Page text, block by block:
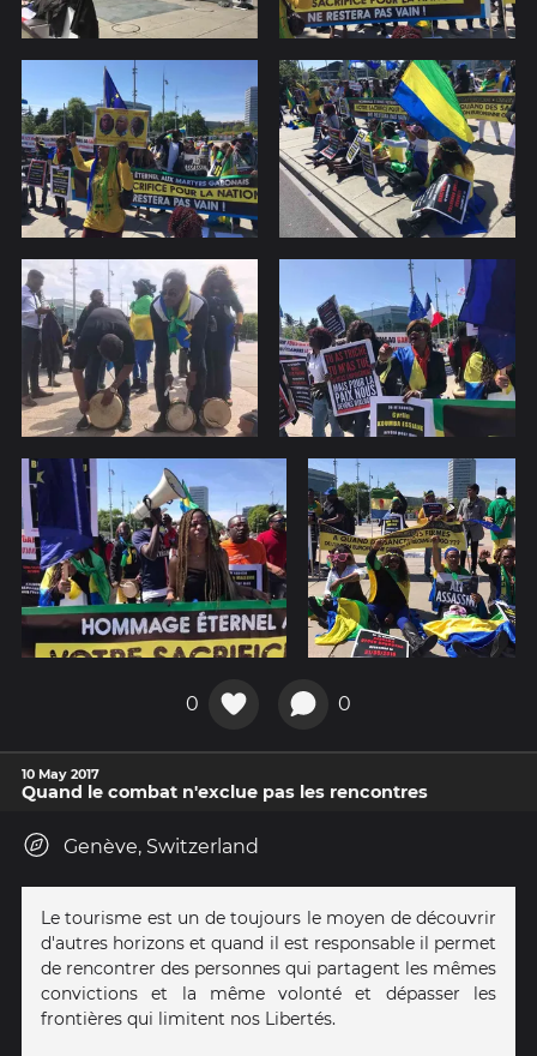
0 0
10 May 2017
Quand le combat n'exclue pas les rencontres
Genève, Switzerland
Le tourisme est un de toujours le moyen de découvrir
d'autres horizons et quand il est responsable il permet
de rencontrer des personnes qui partagent les mêmes
convictions et la même volonté et dépasser les
frontières qui limitent nos Libertés.